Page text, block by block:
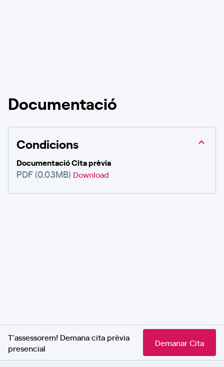
Documentació
Condicions
Documentació Cita prèvia
PDF (0.03MB) Download
T'assessorem! Demana cita prèvia
presencial
Demanar Cita